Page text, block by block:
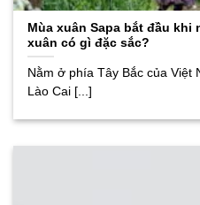
Mùa xuân Sapa bắt đầu khi
xuân có gì đặc sắc?
Nằm ở phía Tây Bắc của Việt
Lào Cai [...]